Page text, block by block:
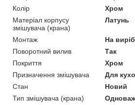
Колір
Хром
Матеріал корпусу
змішувача (крана)
Латунь
Монтаж
На виріб
Поворотний вилив
Так
Покриття
Хром
Призначення змішувача
Для
Стан
Новий
Тип змішувача (крана)